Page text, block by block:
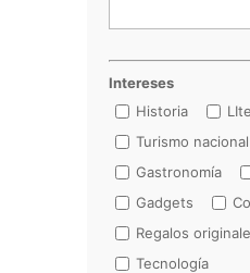
Intereses
Historia
Turismo nacional
Gastronomía
Gadgets
Regalos
Tecnología